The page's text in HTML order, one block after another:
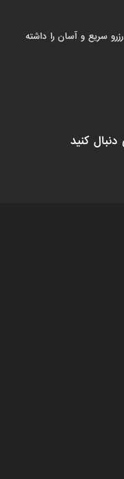
سریع و آسان را داشته
کنید